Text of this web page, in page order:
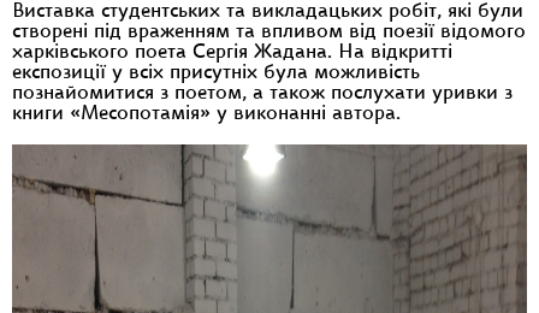
Виставка студентських та викладацьких робіт, які були
створені під враженням та впливом від поезії відомого
харківського поета Сергія Жадана. На відкритті
експозиції у всіх присутніх була можливість
познайомитися з поетом, а також послухати уривки з
книги «Месопотамія» у виконанні автора.